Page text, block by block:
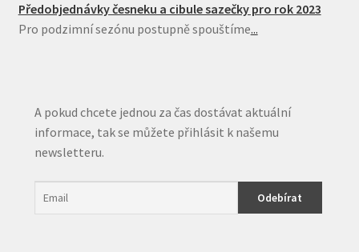
Předobjednávky česneku a cibule sazečky pro rok 2023
Pro podzimní sezónu postupně spouštíme...
A pokud chcete jednou za čas dostávat aktuální
informace, tak se můžete přihlásit k našemu
newsletteru.